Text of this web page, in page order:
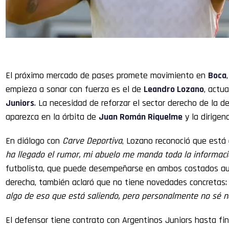
El próximo mercado de pases promete movimiento en Boca
empieza a sonar con fuerza es el de Leandro Lozano,
Juniors. La necesidad de reforzar el sector derecho de la
aparezca en la órbita de Juan Román Riquelme y la
En diálogo con Carve Deportiva, Lozano reconoció que
ha llegado el rumor, mi abuelo me manda toda la
futbolista, que puede desempeñarse en ambos costados
derecha, también aclaró que no tiene novedades concretas:
algo de eso que está saliendo, pero personalmente no sé
El defensor tiene contrato con Argentinos Juniors hasta